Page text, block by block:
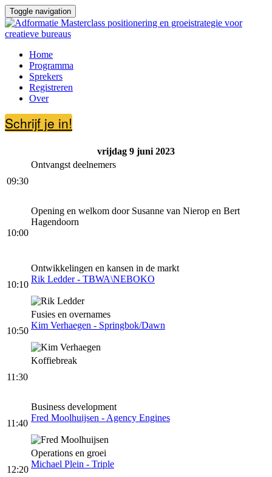
Toggle navigation
Home
Programma
Sprekers
Registreren
Over
Schrijf je in!
vrijdag 9 juni 2023
09:30
Ontvangst deelnemers
10:00
Opening en welkom door Susanne van Nierop en Bert
Hagendoorn
10:10
Ontwikkelingen en kansen in de markt
Rik Ledder - TBWA\NEBOKO
10:50
Fusies en overnames
Kim Verhaegen - Springbok/Dawn
11:30
Koffiebreak
11:40
Business development
Fred Moolhuijsen - Agency Engines
12:20
Operations en groei
Michael Plein - Triple